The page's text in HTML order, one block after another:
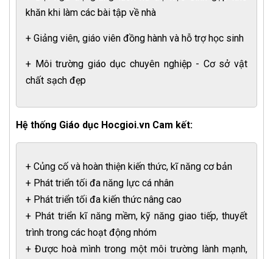
khăn khi làm các bài tập về nhà
+ Giảng viên, giáo viên đồng hành và hỗ trợ học sinh
+ Môi trường giáo dục chuyên nghiệp - Cơ sở vật
chất sạch đẹp
Hệ thống Giáo dục Hocgioi.vn Cam kết:
+ Củng cố và hoàn thiện kiến thức, kĩ năng cơ bản
+ Phát triển tối đa năng lực cá nhân
+ Phát triển tối đa kiến thức nâng cao
+ Phát triển kĩ năng mềm, kỹ năng giao tiếp, thuyết
trình trong các hoạt động nhóm
+ Được hoà mình trong một môi trường lành mạnh,